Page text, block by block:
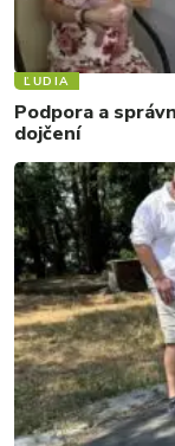
ĽUDIA
Podpora a
dojčení